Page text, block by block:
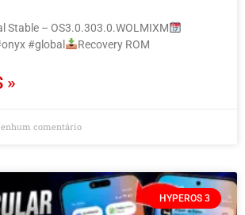
Stable – OS3.0.303.0.WOLMIXM
#global Recovery ROM
»
comentário
HYPEROS 3